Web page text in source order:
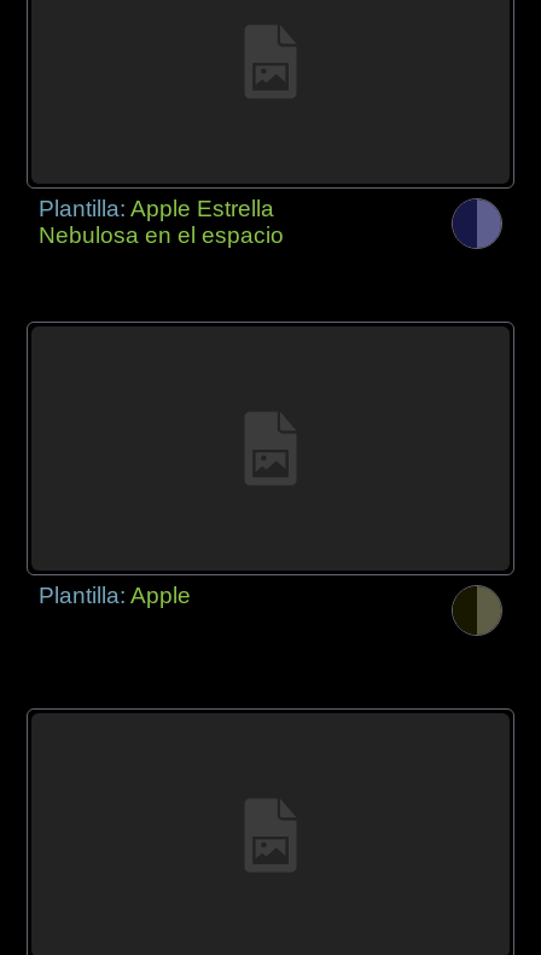
Plantilla:Apple Estrella
Nebulosa en el espacio
Plantilla:Apple